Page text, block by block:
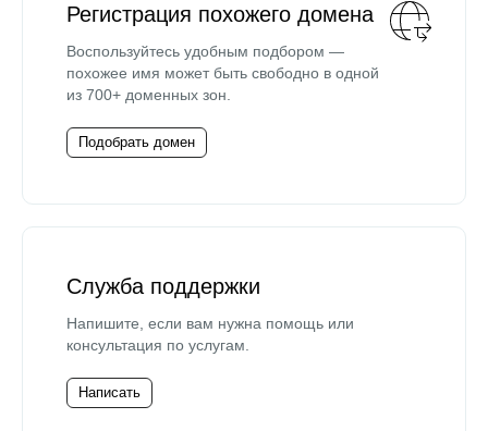
Регистрация похожего домена
Воспользуйтесь удобным подбором —
похожее имя может быть свободно в одной
из 700+ доменных зон.
Подобрать домен
Служба поддержки
Напишите, если вам нужна помощь или
консультация по услугам.
Написать